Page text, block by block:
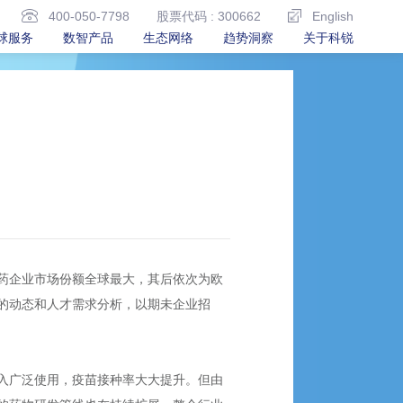
400-050-7798 股票代码 : 300662
English
服务
数智产品 生态网络 趋势洞察 关于科锐
企业市场份额全球最大，其后依次为欧
动态和人才需求分析，以期未企业招
广泛使用，疫苗接种率大大提升。但由